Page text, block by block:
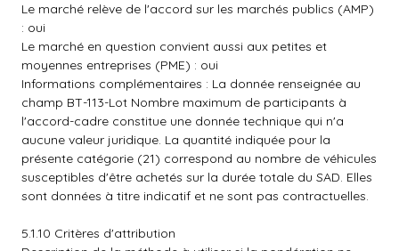
Le marché relève de l'accord sur les marchés publics (AMP)
: oui
Le marché en question convient aussi aux petites et
moyennes entreprises (PME) : oui
Informations complémentaires : La donnée renseignée au
champ BT-113-Lot Nombre maximum de participants à
l'accord-cadre constitue une donnée technique qui n'a
aucune valeur juridique. La quantité indiquée pour la
présente catégorie (21) correspond au nombre de véhicules
susceptibles d'être achetés sur la durée totale du SAD. Elles
sont données à titre indicatif et ne sont pas contractuelles.
5.1.10 Critères d'attribution